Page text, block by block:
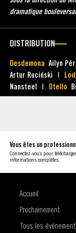
dramatique
DISTRIBUTION
Desdemona Ailyn
Artur Ruciński
Nansteel
Otello
Vous êtes un
Connectez-vous pour
informations complètes.
Accueil
Prochainement
Tous les